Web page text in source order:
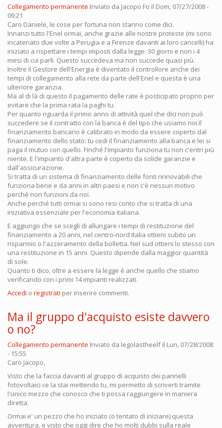
Collegamento permanente Inviato da Jacopo Fo il Dom, 07/27/2008 -
09:21
Caro Daniele, le cose per fortuna non stanno come dici.
Innanzi tutto l'Enel ormai, anche grazie alle nostre proteste (mi sono
incatenato due volte a Perugia e a Firenze davanti ai loro cancelli) ha
iniziato a rispettare i tempi imposti dalla legge: 30 giorni e non i 4
mesi di cui parli. Questo succedeva ma non succede quasi più.
Inoltre il Gestore dell'Energia è diventato il controllore anche dei
tempi di collegamento alla rete da parte dell'Enel e questa è una
ulteriore garanzia.
Ma al di là di questo il pagamento delle rate è posticipato proprio per
evitare che la prima rata la paghi tu.
Per quanto riguarda il primo anno di attività quel che dici non può
succedere se il contratto con la banca è del tipo che usiamo noi.Il
finanziamento bancario è calibrato in modo da essere coperto dal
finanziamento dello stato: tu cedi il finanziamento alla banca e lei si
paga il mutuo con quello. Finché l'impianto funziona tu non c'entri più
niente. E l'impianto d'altra parte è coperto da solide garanzie e
dall'assicurazione.
Si tratta di un sistema di finanziamento delle fonti rinnovabili che
funziona bene e da anni in altri paesi e non c'è nessun motivo
perchè non funzioni da noi.
Anche perché tutti ormai si sono resi conto che si tratta di una
iniziativa essenziale per l'economia italiana.
E aggiungo che se scegli di allungare i tempi di restituzione del
finanziamento a 20 anni, nel centro-nord Italia ottieni subito un
risparmio o l'azzeramento della bolletta. Nel sud ottieni lo stesso con
una restituzione in 15 anni. Questo dipende dalla maggior quantità
di sole.
Quanto ti dico, oltre a essere la legge è anche quello che stiamo
verificando con i primi 14 impianti realizzati.
Accedi o registrati per inserire commenti.
Ma il gruppo d'acquisto esiste davvero
o no?
Collegamento permanente Inviato da legolastheelfil Lun, 07/28/2008
- 15:55
Caro Jacopo,
Visto che la faccia davanti al gruppo di acquisto dei pannelli
fotovoltaici ce la stai mettendo tu, mi permetto di scriverti tramite
l'unico mezzo che conosco che ti possa raggiungere in maniera
diretta.
Ormai e' un pezzo che ho iniziato (o tentato di iniziare) questa
avventura, e visto che oggi dire che ho molti dubbi sulla reale